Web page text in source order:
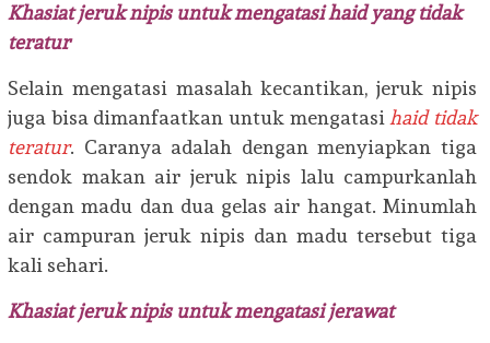
Khasiat jeruk nipis untuk mengatasi haid yang tidak
teratur
Selain mengatasi masalah kecantikan, jeruk nipis
juga bisa dimanfaatkan untuk mengatasi haid tidak
teratur. Caranya adalah dengan menyiapkan tiga
sendok makan air jeruk nipis lalu campurkanlah
dengan madu dan dua gelas air hangat. Minumlah
air campuran jeruk nipis dan madu tersebut tiga
kali sehari.
Khasiat jeruk nipis untuk mengatasi jerawat